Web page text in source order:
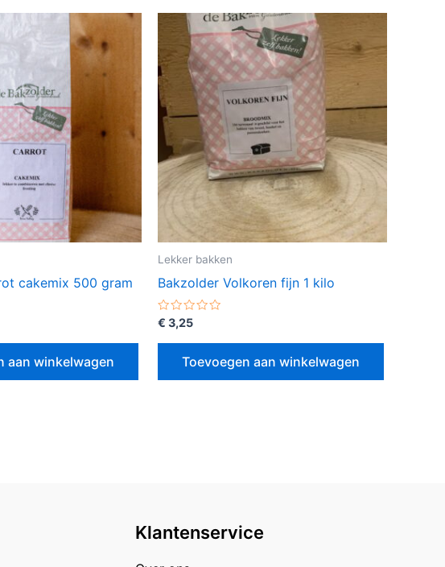
cakemix 500 gram
aan winkelwagen
Lekker bakken
Bakzolder Volkoren fijn 1 kilo
Gewaardeerd
uit
€ 3,25
Toevoegen aan winkelwagen
Klantenservice